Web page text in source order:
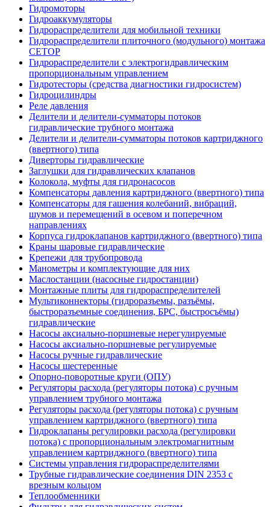
Гидромоторы
Гидроаккумуляторы
Гидрораспределители для мобильной техники
Гидрораспределители плиточного (модульного) монтажа
СЕТОР
Гидрораспределители с электрогидравлическим
пропорциональным управлением
Гидротесторы (средства диагностики гидросистем)
Гидроцилиндры
Реле давления
Делители и делители-сумматоры потоков
гидравлические трубного монтажа
Делители и делители-сумматоры потоков картриджного
(ввертного) типа
Диверторы гидравлические
Заглушки для гидравлических клапанов
Колокола, муфты для гидронасосов
Компенсаторы давления картриджного (ввертного) типа
Компенсаторы для гашения колебаний, вибраций,
шумов и перемещений в осевом и поперечном
направлениях
Корпуса гидроклапанов картриджного (ввертного) типа
Краны шаровые гидравлические
Крепежи для трубопровода
Манометры и комплектующие для них
Маслостанции (насосные гидростанции)
Монтажные плиты для гидрораспределителей
Мультиконнекторы (гидроразъемы, разъёмы,
быстроразъемные соединения, БРС, быстросъёмы)
гидравлические
Насосы аксиально-поршневые нерегулируемые
Насосы аксиально-поршневые регулируемые
Насосы ручные гидравлические
Насосы шестеренные
Опорно-поворотные круги (ОПУ)
Регуляторы расхода (регуляторы потока) с ручным
управлением трубного монтажа
Регуляторы расхода (регуляторы потока) с ручным
управлением картриджного (ввертного) типа
Гидроклапаны регулировки расхода (регулировки
потока) с пропорциональным электромагнитным
управлением картриджного (ввертного) типа
Системы управления гидрораспределителями
Трубные гидравлические соединения DIN 2353 с
врезным кольцом
Теплообменники